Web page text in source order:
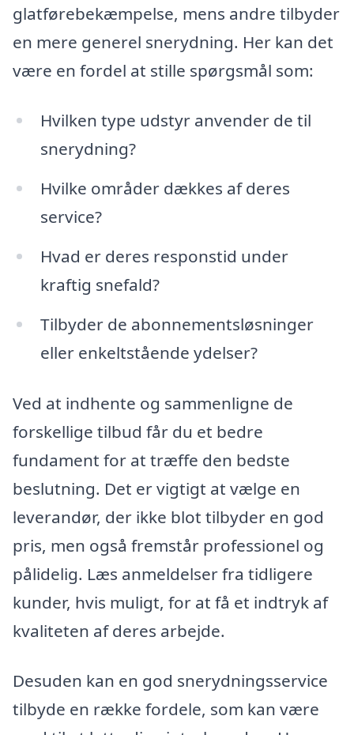
glatførebekæmpelse, mens andre tilbyder
en mere generel snerydning. Her kan det
være en fordel at stille spørgsmål som:
Hvilken type udstyr anvender de til
snerydning?
Hvilke områder dækkes af deres
service?
Hvad er deres responstid under
kraftig snefald?
Tilbyder de abonnementsløsninger
eller enkeltstående ydelser?
Ved at indhente og sammenligne de
forskellige tilbud får du et bedre
fundament for at træffe den bedste
beslutning. Det er vigtigt at vælge en
leverandør, der ikke blot tilbyder en god
pris, men også fremstår professionel og
pålidelig. Læs anmeldelser fra tidligere
kunder, hvis muligt, for at få et indtryk af
kvaliteten af deres arbejde.
Desuden kan en god snerydningsservice
tilbyde en række fordele, som kan være